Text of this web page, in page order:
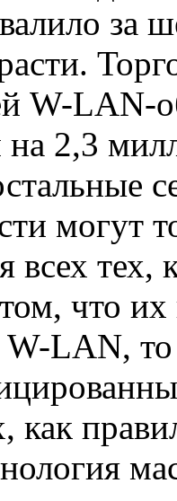
за
W-LAN-
2,3
могут
всех тех,
что
W-LAN,